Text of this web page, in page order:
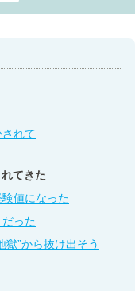
されて
てきた
値になった
った
”から抜け出そう